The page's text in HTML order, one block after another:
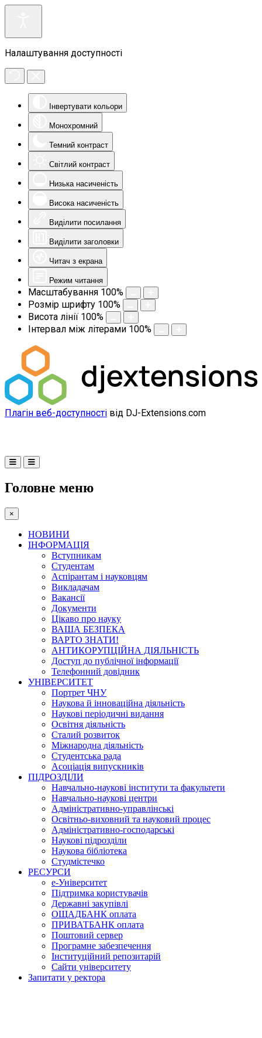
Налаштування доступності
Інвертувати кольори
Монохромний
Темний контраст
Світлий контраст
Низька насиченість
Висока насиченість
Виділити посилання
Виділити заголовки
Читач з екрана
Режим читання
Масштабування 100%
Розмір шрифту 100%
Висота лінії 100%
Інтервал між літерами 100%
Плагін веб-доступності від DJ-Extensions.com
Головне меню
×
НОВИНИ
ІНФОРМАЦІЯ
Вступникам
Студентам
Аспірантам і науковцям
Викладачам
Вакансії
Документи
Цікаво про науку
ВАША БЕЗПЕКА
ВАРТО ЗНАТИ!
АНТИКОРУПЦІЙНА ДІЯЛЬНІСТЬ
Доступ до публічної інформації
Телефонний довідник
УНІВЕРСИТЕТ
Портрет ЧНУ
Наукова й інноваційна діяльність
Наукові періодичні видання
Освітня діяльність
Сталий розвиток
Міжнародна діяльність
Студентська рада
Асоціація випускників
ПІДРОЗДІЛИ
Навчально-наукові інститути та факультети
Навчально-наукові центри
Адміністративно-управлінські
Освітньо-виховний та науковий процес
Адміністративно-господарські
Наукові підрозділи
Наукова бібліотека
Студмістечко
РЕСУРСИ
е-Університет
Підтримка користувачів
Державні закупівлі
ОЩАДБАНК оплата
ПРИВАТБАНК оплата
Поштовий сервер
Програмне забезпечення
Інституційний репозитарій
Сайти університету
Запитати у ректора